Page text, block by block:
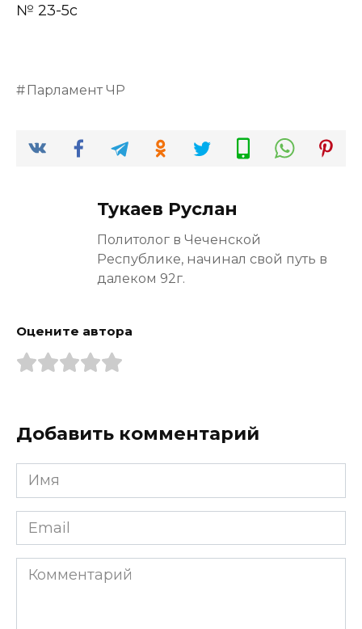
№ 23-5с
Парламент ЧР
Тукаев Руслан
Политолог в Чеченской
Республике, начинал свой путь в
далеком 92г.
Оцените автора
Добавить комментарий
Имя
*
Email
*
Комментарий